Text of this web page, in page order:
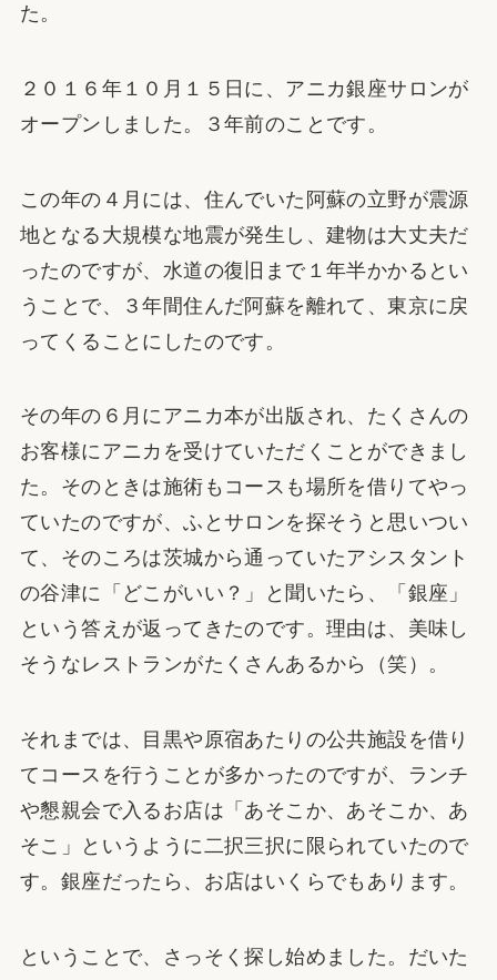
た。
２０１６年１０月１５日に、アニカ銀座サロンが
オープンしました。３年前のことです。
この年の４月には、住んでいた阿蘇の立野が震源
地となる大規模な地震が発生し、建物は大丈夫だ
ったのですが、水道の復旧まで１年半かかるとい
うことで、３年間住んだ阿蘇を離れて、東京に戻
ってくることにしたのです。
その年の６月にアニカ本が出版され、たくさんの
お客様にアニカを受けていただくことができまし
た。そのときは施術もコースも場所を借りてやっ
ていたのですが、ふとサロンを探そうと思いつい
て、そのころは茨城から通っていたアシスタント
の谷津に「どこがいい？」と聞いたら、「銀座」
という答えが返ってきたのです。理由は、美味し
そうなレストランがたくさんあるから（笑）。
それまでは、目黒や原宿あたりの公共施設を借り
てコースを行うことが多かったのですが、ランチ
や懇親会で入るお店は「あそこか、あそこか、あ
そこ」というように二択三択に限られていたので
す。銀座だったら、お店はいくらでもあります。
ということで、さっそく探し始めました。だいた